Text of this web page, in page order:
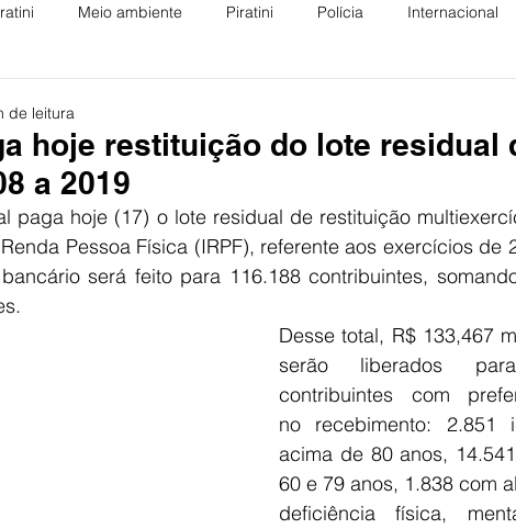
Meio ambiente Piratini Polícia Internacional
Política Região Sul
hoje restituição do lote residual
a 2019
de leitura
paga hoje (17) o lote residual de restituição
Pessoa Física (IRPF), referente aos exercícios de
será feito para 116.188 contribuintes,
Desse total, R$ 133,467
serão liberados
contribuintes com
no recebimento: 2.851
acima de 80 anos,
60 e 79 anos, 1.838 com
deficiência física,